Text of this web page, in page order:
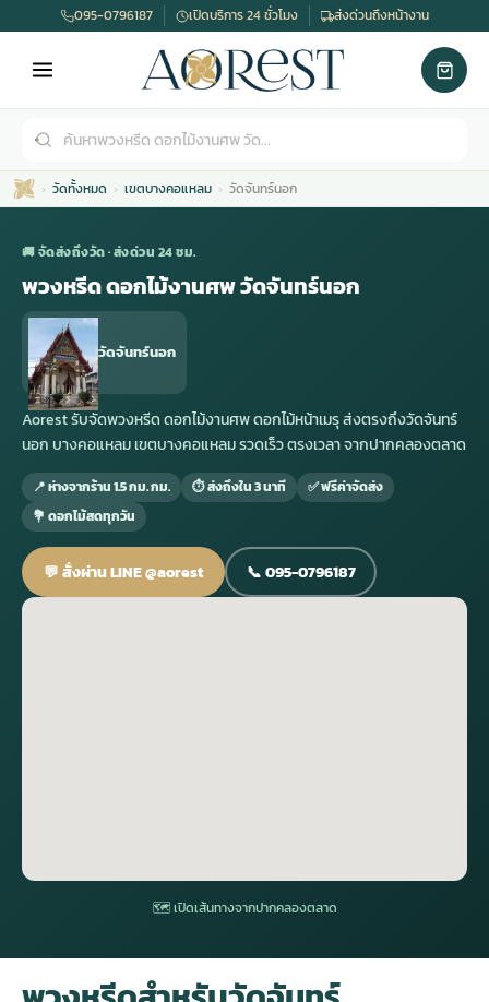
ดอกไม้หน้าศพ
ดอกไม้จัดงานศพ
จัดดอกไม้หน้าศพ
ดอกไม้หน้าหีบ
ดอกไม้งานศพ ส่งด่วน
พวงหรีด กรุงเทพ
พวงหรีดราคา
สั่งพวงหรีด
ร้านพวงหรีด
พวงหรีดดอกไม้สด
น้าเมรุ
มรุสีขาว
ไม้หน้าเมรุ
กไม้หน้าเมรุ
ม้หน้าเมรุ
ไม้งานแต่ง
ม้งานแต่ง ราคา
ไม้งานแต่ง ราคาถูก
ไม้งานแต่ง กรุงเทพ
อกไม้งานแต่ง
พวงหรีดพัดลม
พวงหรีดพัดลม ราคา
พวงหรีดพัดลม ราคาถูก
พวงหรีดพัดลม กรุงเทพ
พวงหรีดพัดลม ส่งด่วน
รับจัดงานศพ
รับจัดงานศพ ราคา
รับจัดงานศพ ครบวงจร
รับจัดงานศพ กรุงเทพ
095-0796187 เปิดบริการ 24 ชั่วโมง ส่งด่วนถึงหน้างาน
วัดทั้งหมด เขตบางคอแหลม วัดจันทร์นอก
🚚 จัดส่งถึงวัด · ส่งด่วน 24 ชม.
พวงหรีด ดอกไม้งานศพ วัดจันทร์นอก
วัดจันทร์นอก
Aorest รับจัดพวงหรีด ดอกไม้งานศพ ดอกไม้หน้าเมรุ ส่งตรงถึงวัดจันทร์
นอก บางคอแหลม เขตบางคอแหลม รวดเร็ว ตรงเวลา จากปากคลองตลาด
📍 ห่างจากร้าน 1.5 กม. กม. ⏱ ส่งถึงใน 3 นาที
✅ ฟรีค่าจัดส่ง
💐 ดอกไม้สดทุกวัน
💬 สั่งผ่าน LINE @aorest 📞 095-0796187
🗺 เปิดเส้นทางจากปากคลองตลาด